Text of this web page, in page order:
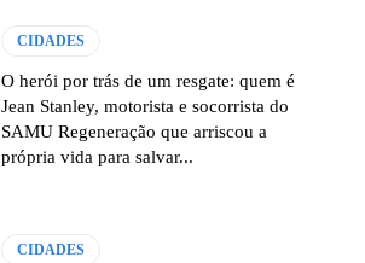
CIDADES
O herói por trás de um resgate: quem é
Jean Stanley, motorista e socorrista do
SAMU Regeneração que arriscou a
própria vida para salvar...
CIDADES